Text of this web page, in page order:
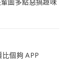
個夠 APP